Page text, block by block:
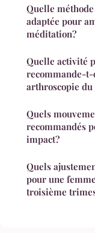
Quelle
adaptée pour
méditation?
Quelle activité
recommande-
arthroscopie du
Quels
recommandés
impact?
Quels
pour une
troisième